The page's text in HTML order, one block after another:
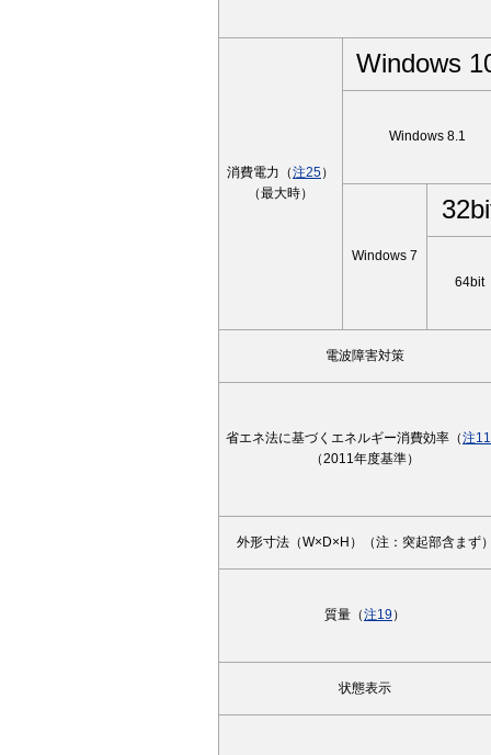
消費電力（注25）
（最大時）
Windows
Windows 8.1
Windows 7
64bit
電波障害対策
省エネ法に基づくエネルギー消費効率（注11
（2011年度基準）
外形寸法（W×D×H）（注：突起部含まず
質量（注19 ）
状態表示